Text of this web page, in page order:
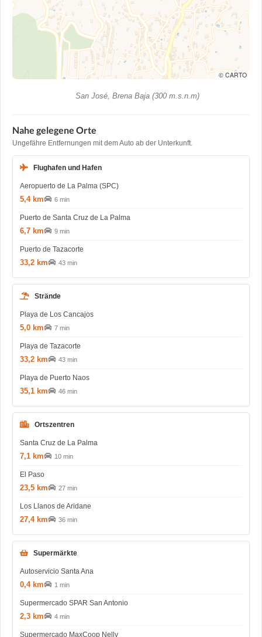
© CARTO
San José, Brena Baja (300 m.s.n.m)
Nahe gelegene Orte
Ungefähre Entfernungen mit dem Auto ab der Unterkunft.
Flughafen und Hafen
Aeropuerto de La Palma (SPC)
5,4 km 6 min
Puerto de Santa Cruz de La Palma
6,7 km 9 min
Puerto de Tazacorte
33,2 km 43 min
Strände
Playa de Los Cancajos
5,0 km 7 min
Playa de Tazacorte
33,2 km 43 min
Playa de Puerto Naos
35,1 km 46 min
Ortszentren
Santa Cruz de La Palma
7,1 km 10 min
El Paso
23,5 km 27 min
Los Llanos de Aridane
27,4 km 36 min
Supermärkte
Autoservicio Santa Ana
0,4 km 1 min
Supermercado SPAR San Antonio
2,3 km 4 min
Supermercado MaxCoop Nelly